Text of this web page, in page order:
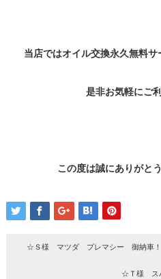
当店ではオイル交換永久無料
是非お気軽にご
この度は誠にありがと
☆Ｓ様 マツダ プレマシー 御納車
☆Ｔ様 ス